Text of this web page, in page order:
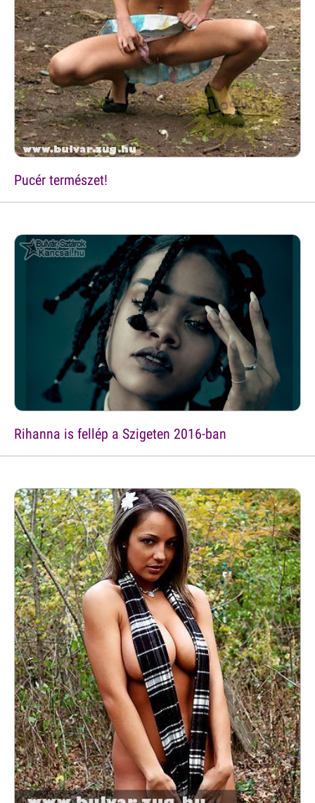
Pucér természet!
Rihanna is fellép a Szigeten 2016-ban